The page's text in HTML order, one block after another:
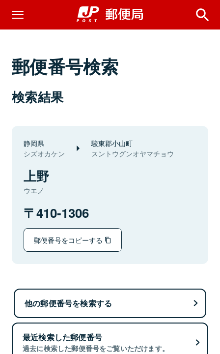
郵便番号検索
検索結果
静岡県
シズオカケン
駿東郡小山町
スントウグンオヤマチョウ
上野
ウエノ
410-1306
郵便番号をコピーする
他の郵便番号を検索する
最近検索した郵便番号
過去に検索した郵便番号をご覧いただけます。